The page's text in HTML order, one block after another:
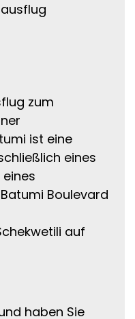
zum
ist eine
eines
Boulevard
auf
haben Sie